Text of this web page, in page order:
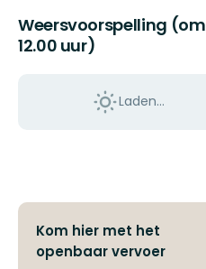
Weersvoorspelling (om
12.00 uur)
Laden…
Kom hier met het
openbaar vervoer